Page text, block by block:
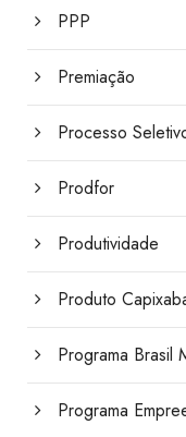
PPP
Premiação
Processo
Prodfor
Produtividade
Produto
Programa Brasil
Programa